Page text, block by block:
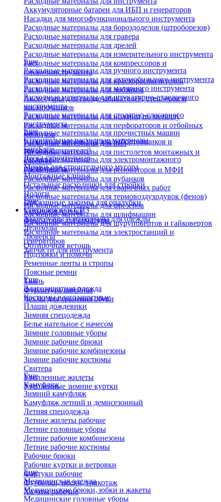
Аккумуляторные батареи для ИБП и генераторов
Насадки для многофункционального инструмента
Расходные материалы для бороздоделов (штроборезов)
Расходные материалы для гравера
Расходные материалы для дрелей
Расходные материалы для измерительного инструмента
Расходные материалы для компрессоров и
пневмоинструмента
Расходные материалы для краскораспылителей
Расходные материалы для лобзиков
Аксессуары для гвоздезабивателей, степлеров и
заклепочников
Расходные материалы для ножниц по металлу
Расходные материалы для перфораторов и отбойных
молотков
Расходные материалы для пил
Расходные материалы для пистолетов монтажных и
клеевых
Расходные материалы для реноваторов и МФИ
Расходные материалы для рубанков
Расходные материалы для сварочных работ
Расходные материалы для термовоздуходувок (фенов)
Расходные материалы для фрезеров
Расходные материалы для шлифмашин
Расходные материалы для шуруповертов и гайковертов
Расходные материалы для электростанций и
генераторов
Запчасти для инструмента
Еще
Расходные материалы для ручного инструмента
Расходные материалы для автомобильного инструмента
Расходные материалы для малярного инструмента
Расходные материалы для штукатурно-отделочного
инструмента
Расходные материалы для столярно-слесарного
инструмента
Расходные материалы для прочистных машин
Расходные материалы для отбортовщиков и
труборасширителей
Расходные материалы для электромонтажного
инструмента
Еще
Строительные расходные материалы
Биг-Бэги
Леска строительная
Мешки для строительного мусора
Монтажные клинья
Остальные расходники для стройки
Пологи
Пружинные зажимы для опалубки
Укрывная пленка
Фиксаторы для арматуры
Еще
Спецодежда и СИЗ
Аксессуары и материалы для одежды
Ледоходы
Люверсы
Обтирочная ветошь
Подтяжки и помочи
Ременные ленты и стропы
Поясные ремни
Ткань
Фурнитура швейная
Чехлы для хранения обуви
Еще
Влагозащитная одежда
Костюмы влагозащитные
Плащи дождевики
Зимняя спецодежда
Белье нательное с начесом
Зимние головные уборы
Зимние рабочие брюки
Зимние рабочие комбинезоны
Зимние рабочие костюмы
Свитера
Утепленные жилеты
Утепленные зимние куртки
Еще
Камуфляж
Зимний камуфляж
Камуфляж летний и демисезонный
Летняя спецодежда
Летние жилеты рабочие
Летние головные уборы
Летние рабочие комбинезоны
Летние рабочие костюмы
Рабочие брюки
Рабочие куртки и ветровки
Фартуки рабочие
Футболки, носки, трикотаж
Халаты рабочие
Еще
Медицинская одежда
Медицинские брюки, юбки и жакеты
Медицинские головные уборы